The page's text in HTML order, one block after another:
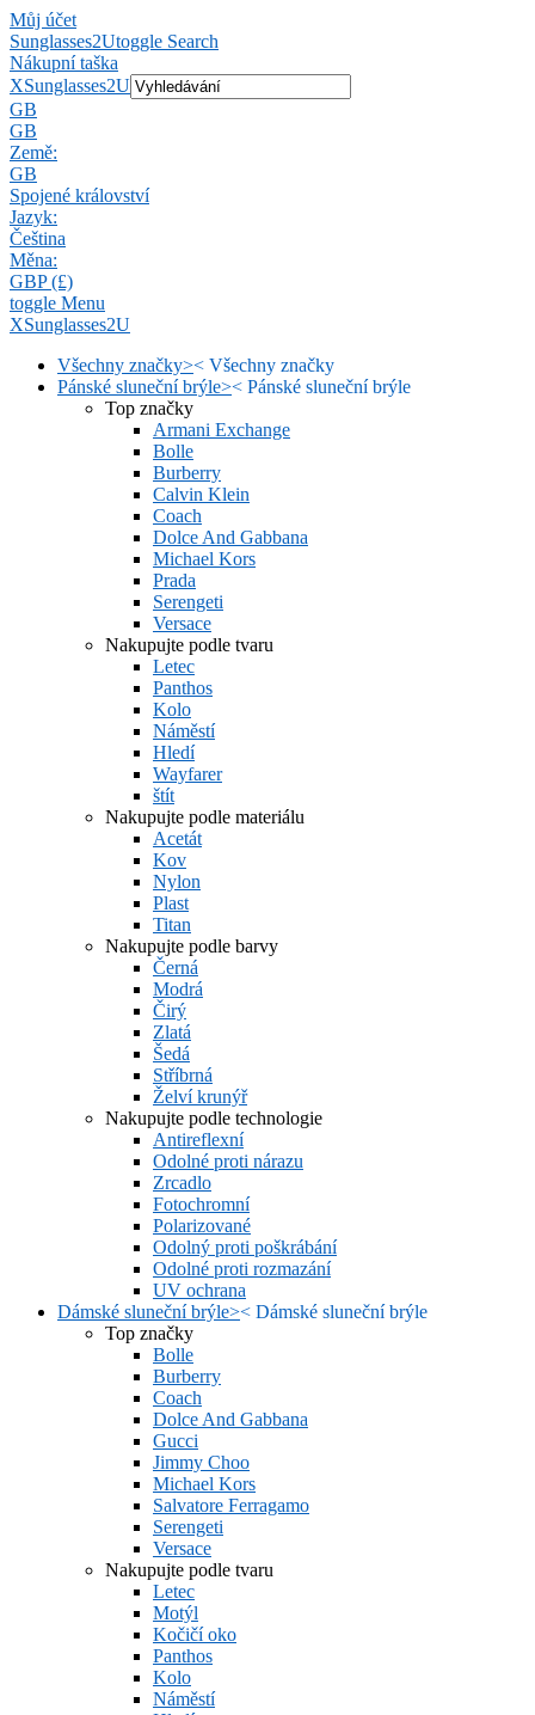
Můj účet
Sunglasses2Utoggle Search
Nákupní taška
XSunglasses2U
GB
GB
Země:
GB
Spojené království
Jazyk:
Čeština
Měna:
GBP (£)
toggle Menu
XSunglasses2U
Všechny značky>< Všechny značky
Pánské sluneční brýle>< Pánské sluneční brýle
Top značky
Armani Exchange
Bolle
Burberry
Calvin Klein
Coach
Dolce And Gabbana
Michael Kors
Prada
Serengeti
Versace
Nakupujte podle tvaru
Letec
Panthos
Kolo
Náměstí
Hledí
Wayfarer
štít
Nakupujte podle materiálu
Acetát
Kov
Nylon
Plast
Titan
Nakupujte podle barvy
Černá
Modrá
Čirý
Zlatá
Šedá
Stříbrná
Želví krunýř
Nakupujte podle technologie
Antireflexní
Odolné proti nárazu
Zrcadlo
Fotochromní
Polarizované
Odolný proti poškrábání
Odolné proti rozmazání
UV ochrana
Dámské sluneční brýle>< Dámské sluneční brýle
Top značky
Bolle
Burberry
Coach
Dolce And Gabbana
Gucci
Jimmy Choo
Michael Kors
Salvatore Ferragamo
Serengeti
Versace
Nakupujte podle tvaru
Letec
Motýl
Kočičí oko
Panthos
Kolo
Náměstí